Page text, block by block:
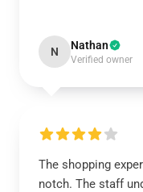
N Nathan
Verified owner
The shopping
notch. The staff